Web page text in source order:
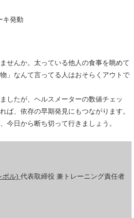
キ発動
せんか。太っている他人の食事を眺めて
」なんて言ってる人はおそらくアウトで
したが、ヘルスメーターの数値チェッ
ば、依存の早期発見にもつながります。
今日から断ち切って行きましょう。
ボル) 代表取締役 兼トレーニング責任者